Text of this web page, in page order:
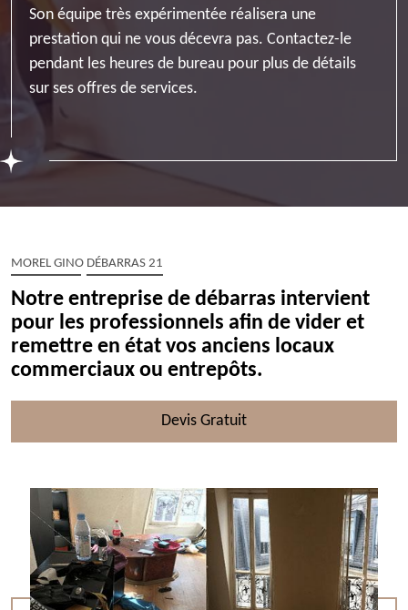
Son équipe très expérimentée réalisera une
prestation qui ne vous décevra pas. Contactez-le
pendant les heures de bureau pour plus de détails
sur ses offres de services.
MOREL GINO DÉBARRAS 21
Notre entreprise de débarras intervient
pour les professionnels afin de vider et
remettre en état vos anciens locaux
commerciaux ou entrepôts.
Devis Gratuit